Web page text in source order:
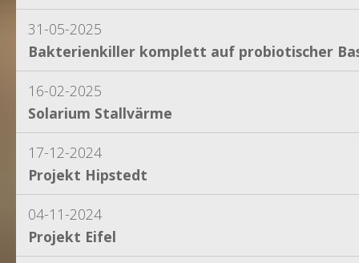
31-05-2025
Bakterienkiller komplett auf probiotischer
16-02-2025
Solarium Stallvärme
17-12-2024
Projekt Hipstedt
04-11-2024
Projekt Eifel